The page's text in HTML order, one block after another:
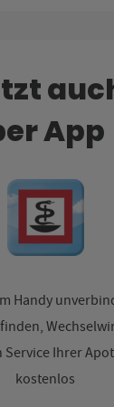
App
Handy
Ihrer
kostenlos